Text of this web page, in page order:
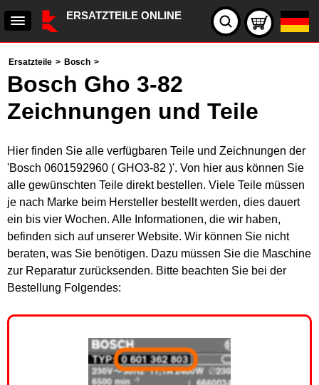
ERSATZTEILE ONLINE
Ersatzteile > Bosch >
Bosch Gho 3-82
Zeichnungen und Teile
Hier finden Sie alle verfügbaren Teile und Zeichnungen der
'Bosch 0601592960 ( GHO3-82 )'. Von hier aus können Sie
alle gewünschten Teile direkt bestellen. Viele Teile müssen
je nach Marke beim Hersteller bestellt werden, dies dauert
ein bis vier Wochen. Alle Informationen, die wir haben,
befinden sich auf unserer Website. Wir können Sie nicht
beraten, was Sie benötigen. Dazu müssen Sie die Maschine
zur Reparatur zurücksenden. Bitte beachten Sie bei der
Bestellung Folgendes: